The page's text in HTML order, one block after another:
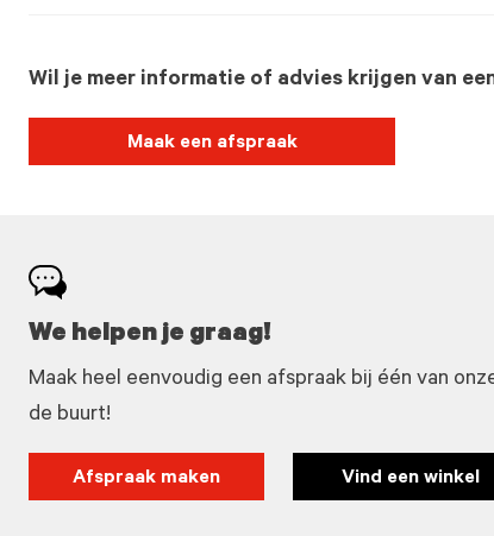
Wil je meer informatie of advies krijgen van
Maak een afspraak
We helpen je graag!
Maak heel eenvoudig een afspraak bij één van
de buurt!
Afspraak maken Vind een winkel